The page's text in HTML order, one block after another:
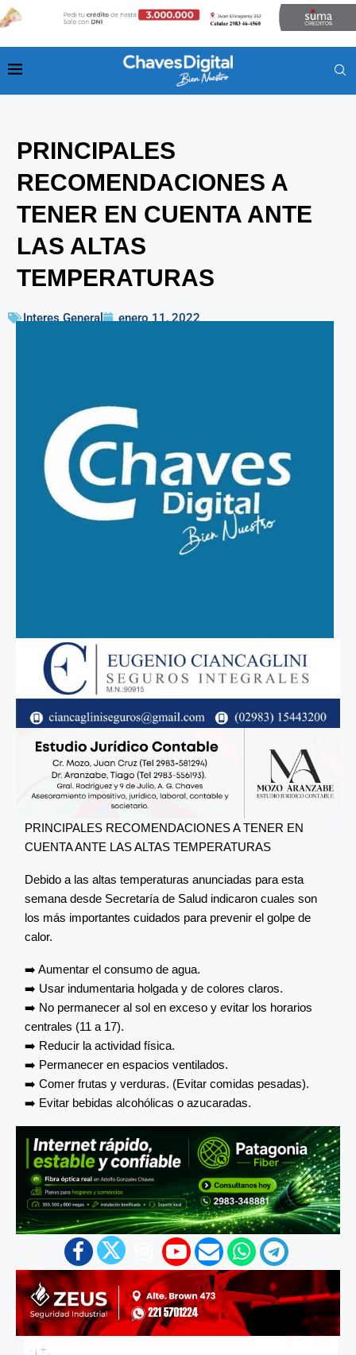
PRINCIPALES
RECOMENDACIONES A
TENER EN CUENTA ANTE
LAS ALTAS
TEMPERATURAS
Interes General enero 11, 2022
PRINCIPALES RECOMENDACIONES A TENER EN
CUENTA ANTE LAS ALTAS TEMPERATURAS
Debido a las altas temperaturas anunciadas para esta
semana desde Secretaría de Salud indicaron cuales son
los más importantes cuidados para prevenir el golpe de
calor.
➡️ Aumentar el consumo de agua.
➡️ Usar indumentaria holgada y de colores claros.
➡️ No permanecer al sol en exceso y evitar los horarios
centrales (11 a 17).
➡️ Reducir la actividad física.
➡️ Permanecer en espacios ventilados.
➡️ Comer frutas y verduras. (Evitar comidas pesadas).
➡️ Evitar bebidas alcohólicas o azucaradas.